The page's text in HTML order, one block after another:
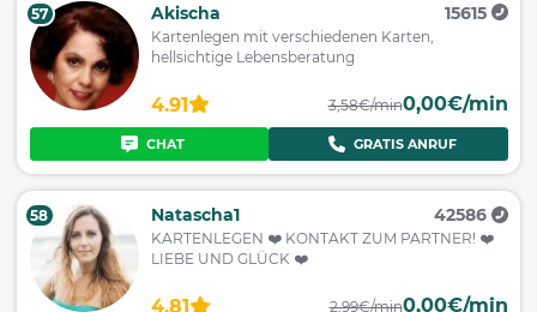
57 Akischa 15615
Kartenlegen mit verschiedenen Karten,
hellsichtige Lebensberatung
4.91 3,58€/min0,00€/min
CHAT GRATIS ANRUF
58 Natascha1 42586
KARTENLEGEN ❤️ KONTAKT ZUM PARTNER! ❤️
LIEBE UND GLÜCK ❤️
4.81 2,99€/min0,00€/min